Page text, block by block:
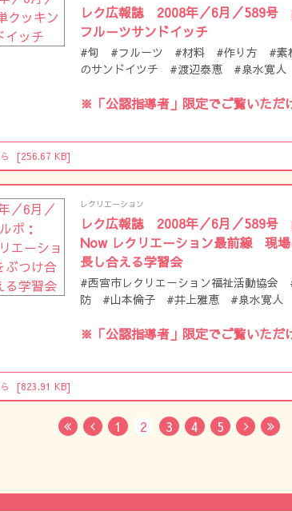
レク広報誌 2008年／6月／589
フルーツサンドイッチ
#旬 #フルーツ #材料 #作り方 #素
のサンドイツチ #渡辺泰恵 #泉水寛
※「公認指導者」限定でご覧いただ
[256.67 KB]
レクリエーション
レク広報誌 2008年／6月／589
Now レクリエーション最前線 現
長し合える学習会
#西宮市レクリエーション福祉活動協
防 #山本倫子 #井上雅恵 #泉水寛人
※「公認指導者」限定でご覧いただ
[823.91 KB]
FirstPrevious
1 2 3 4 5 NextLast